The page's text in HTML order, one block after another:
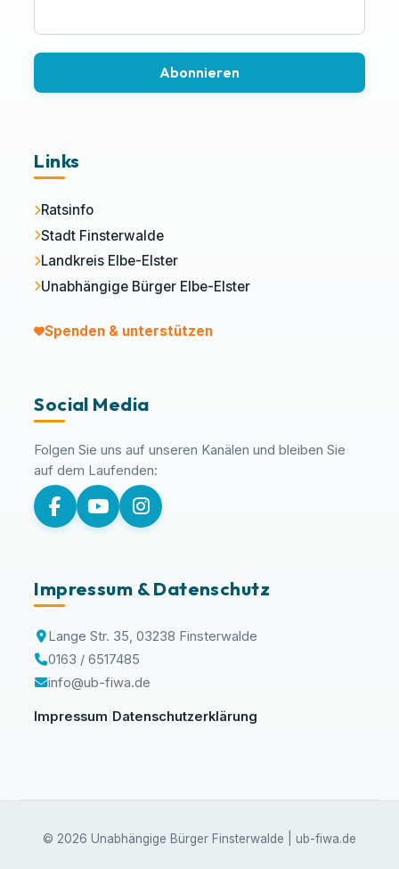
Abonnieren
Links
Ratsinfo
Stadt Finsterwalde
Landkreis Elbe-Elster
Unabhängige Bürger Elbe-Elster
Spenden & unterstützen
Social Media
Folgen Sie uns auf unseren Kanälen und bleiben Sie
auf dem Laufenden:
Impressum & Datenschutz
Lange Str. 35, 03238 Finsterwalde
0163 / 6517485
info@ub-fiwa.de
Impressum Datenschutzerklärung
© 2026 Unabhängige Bürger Finsterwalde | ub-fiwa.de